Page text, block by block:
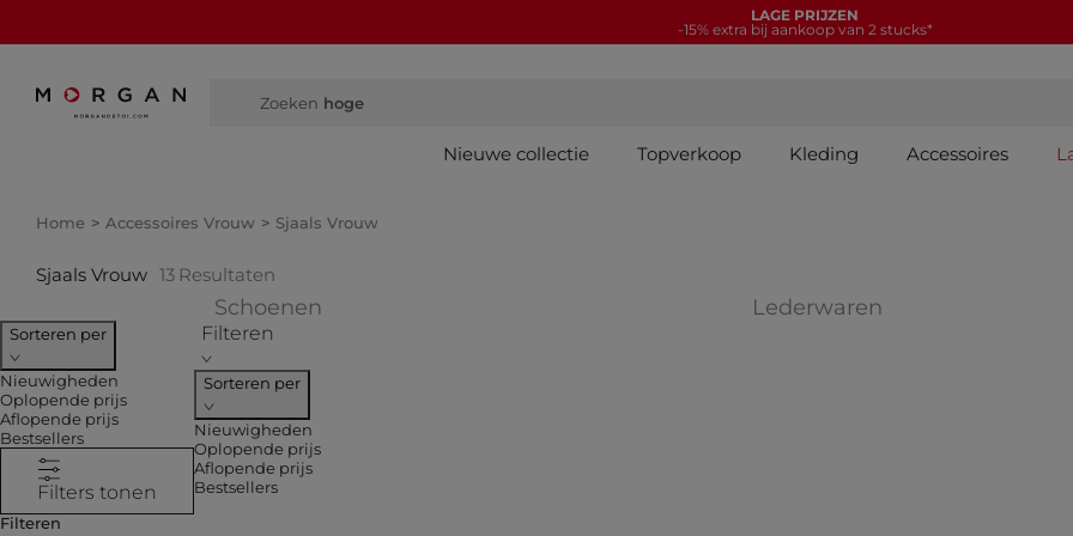
LAGE PRIJZEN
-15% extra bij aankoop van 2 stucks*
Zoeken hoge laarzen
Nieuwe collectie Topverkoop Kleding Accessoires
Home Accessoires Vrouw Sjaals Vrouw
Sjaals Vrouw 13 Resultaten
Schoenen LederwarenVerfijnen op
Sorteren per
Nieuwigheden
Oplopende prijs
Aflopende prijs
Bestsellers
Filters tonen
Filteren
Sorteren per
Nieuwigheden
Oplopende prijs
Aflopende prijs
Bestsellers
Filteren